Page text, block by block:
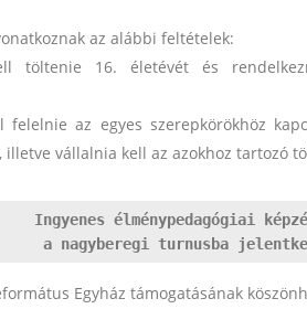
az alábbi feltételek:
töltenie 16. életévét és
az egyes szerepkörökhöz
vállalnia kell az azokhoz tartozó
Ingyenes élménypedagógiai
a nagyberegi turnusba
Egyház támogatásának